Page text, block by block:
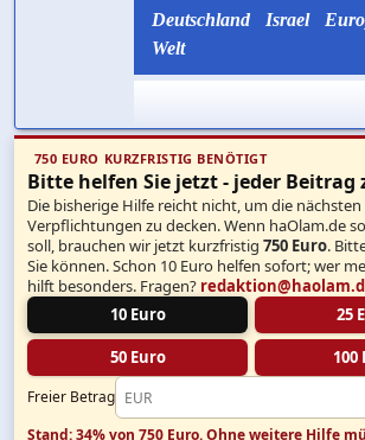
Deutschland Israel
Welt
750 EURO KURZFRISTIG BENÖTIGT
Bitte helfen Sie jetzt - jeder Beitrag
Die bisherige Hilfe reicht nicht, um die
Verpflichtungen zu decken. Wenn haOlam.de
soll, brauchen wir jetzt kurzfristig750 Euro.
Sie können. Schon 10 Euro helfen sofort; wer
hilft besonders. Fragen?
10 Euro
25
50 Euro 100
Freier Betrag
Stand: 34% von 750 Euro.Ohne weitere Hilfe